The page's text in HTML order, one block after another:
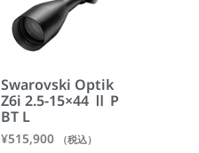
Swarovski Optik
Z6i 2.5-15×44 Ⅱ P
BT L
¥515,900 （税込）